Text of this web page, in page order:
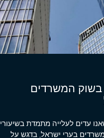
המשרדים
עדים לעלייה מתמדת בשיעורי
בערי ישראל, בדגש על